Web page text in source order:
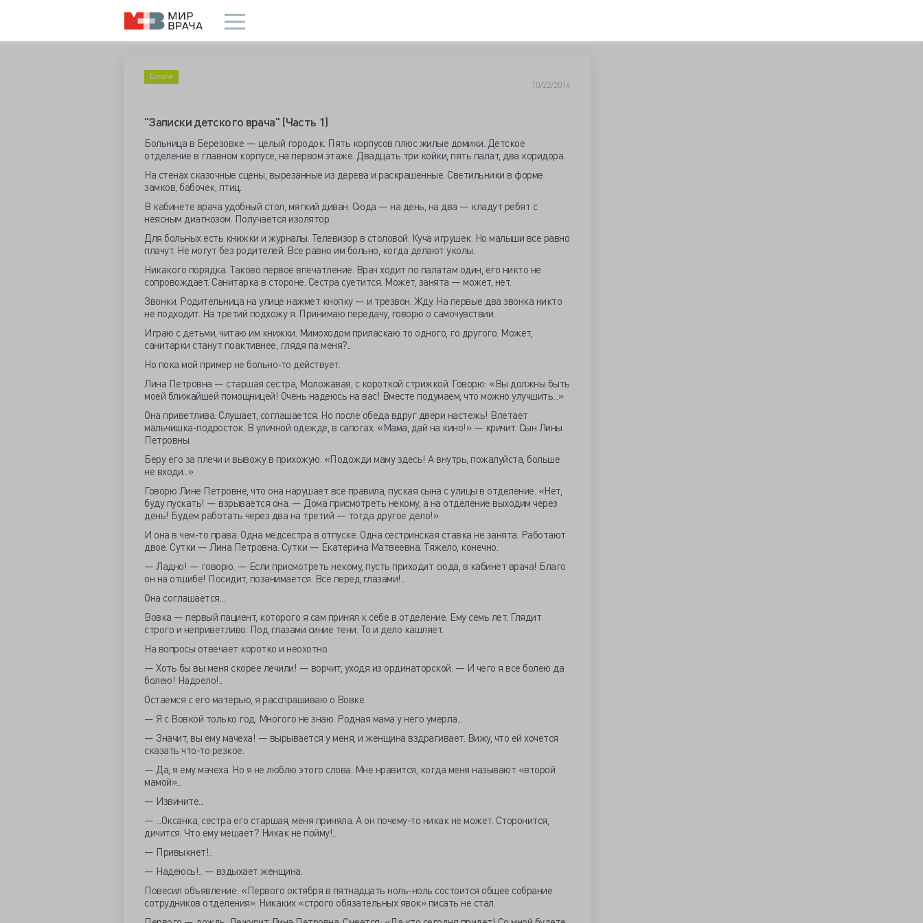
Блоги
10/22/2014
"Записки детского врача" (Часть 1)
Больница в Березовке — целый городок. Пять корпусов плюс жилые домики. Детское
отделение в главном корпусе, на первом этаже. Двадцать три койки, пять палат, два коридора.
На стенах сказочные сцены, вырезанные из дерева и раскрашенные. Светильники в форме
замков, бабочек, птиц.
В кабинете врача удобный стол, мягкий диван. Сюда — на день, на два — кладут ребят с
неясным диагнозом. Получается изолятор.
Для больных есть книжки и журналы. Телевизор в столовой. Куча игрушек. Но малыши все равно
плачут. Не могут без родителей. Все равно им больно, когда делают уколы.
Никакого порядка. Таково первое впечатление. Врач ходит по палатам один, его никто не
сопровождает. Санитарка в стороне. Сестра суетится. Может, занята — может, нет.
Звонки. Родительница на улице нажмет кнопку — и трезвон. Жду. На первые два звонка никто
не подходит. На третий подхожу я. Принимаю передачу, говорю о самочувствии.
Играю с детьми, читаю им книжки. Мимоходом приласкаю то одного, го другого. Может,
санитарки станут поактивнее, глядя па меня?..
Но пока мой пример не больно-то действует.
Лина Петровна — старшая сестра, Моложавая, с короткой стрижкой. Говорю: «Вы должны быть
моей ближайшей помощницей! Очень надеюсь на вас! Вместе подумаем, что можно улучшить...»
Она приветлива. Слушает, соглашается. Но после обеда вдруг двери настежь! Влетает
мальчишка-подросток. В уличной одежде, в сапогах. «Мама, дай на кино!» — кричит. Сын Лины
Петровны.
Беру его за плечи и вывожу в прихожую. «Подожди маму здесь! А внутрь, пожалуйста, больше
не входи...»
Говорю Лине Петровне, что она нарушает все правила, пуская сына с улицы в отделение. «Нет,
буду пускать! — взрывается она. — Дома присмотреть некому, а на отделение выходим через
день! Будем работать через два на третий — тогда другое дело!»
И она в чем-то права. Одна медсестра в отпуске. Одна сестринская ставка не занята. Работают
двое. Сутки — Лина Петровна. Сутки — Екатерина Матвеевна. Тяжело, конечно.
— Ладно! — говорю. — Если присмотреть некому, пусть приходит сюда, в кабинет врача! Благо
он на отшибе! Посидит, позанимается. Все перед глазами!..
Она соглашается...
Вовка — первый пациент, которого я сам принял к себе в отделение. Ему семь лет. Глядит
строго и неприветливо. Под глазами синие тени. То и дело кашляет.
На вопросы отвечает коротко и неохотно.
— Хоть бы вы меня скорее лечили! — ворчит, уходя из ординаторской. — И чего я все болею да
болею! Надоело!..
Остаемся с его матерью, я расспрашиваю о Вовке.
— Я с Вовкой только год. Многого не знаю. Родная мама у него умерла...
— Значит, вы ему мачеха! — вырывается у меня, и женщина вздрагивает. Вижу, что ей хочется
сказать что-то резкое.
— Да, я ему мачеха. Но я не люблю этого слова. Мне нравится, когда меня называют «второй
мамой»...
— Извините...
— ...Оксанка, сестра его старшая, меня приняла. А он почему-то никак не может. Сторонится,
дичится. Что ему мешает? Никак не пойму!..
— Привыкнет!..
— Надеюсь!.. — вздыхает женщина.
Повесил объявление: «Первого октября в пятнадцать ноль-ноль состоится общее собрание
сотрудников отделения». Никаких «строго обязательных явок» писать не стал.